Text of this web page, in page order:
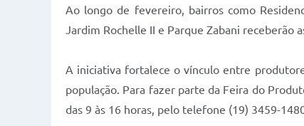
Ao longo de fevereiro, bairros como
Jardim Rochelle II e Parque Zabani receberão
A iniciativa fortalece o vínculo entre
população. Para fazer parte da Feira do
das 9 às 16 horas, pelo telefone (19) 3459-